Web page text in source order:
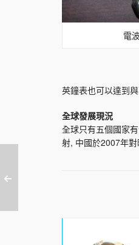
電
英鐘表也可以達到
全球發展現況
全球只有五個國家
射, 中國於2007年